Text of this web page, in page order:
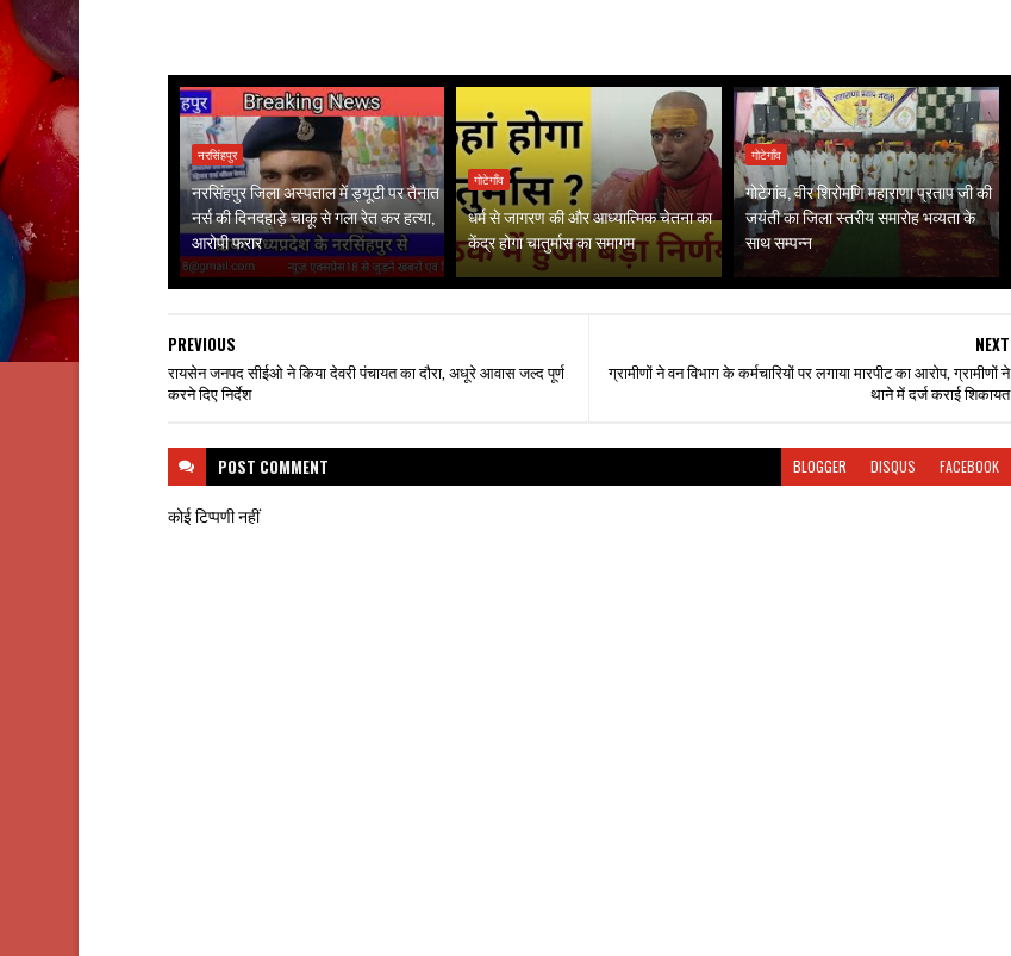
नरसिंहपुर
नरसिंहपुर जिला अस्पताल में ड्यूटी पर तैनात
नर्स की दिनदहाड़े चाकू से गला रेत कर हत्या,
आरोपी फरार
गोटेगाँव
धर्म से जागरण की और आध्यात्मिक चेतना का
केंद्र होगा चातुर्मास का समागम
गोटेगाँव
गोटेगांव, वीर शिरोमणि महाराणा प्रताप जी की
जयंती का जिला स्तरीय समारोह भव्यता के
साथ सम्पन्न
NEXT
ग्रामीणों ने वन विभाग के कर्मचारियों पर लगाया मारपीट का आरोप, ग्रामीणों ने
थाने में दर्ज कराई शिकायत
PREVIOUS
रायसेन जनपद सीईओ ने किया देवरी पंचायत का दौरा, अधूरे आवास जल्द पूर्ण
करने दिए निर्देश
POST COMMENT BLOGGER DISQUS FACEBOOK
कोई टिप्पणी नहीं